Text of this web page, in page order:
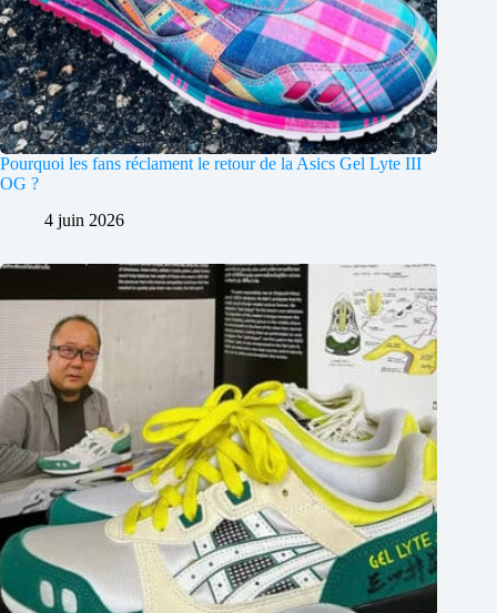
Pourquoi les fans réclament le retour de la Asics Gel Lyte III
OG ?
4 juin 2026